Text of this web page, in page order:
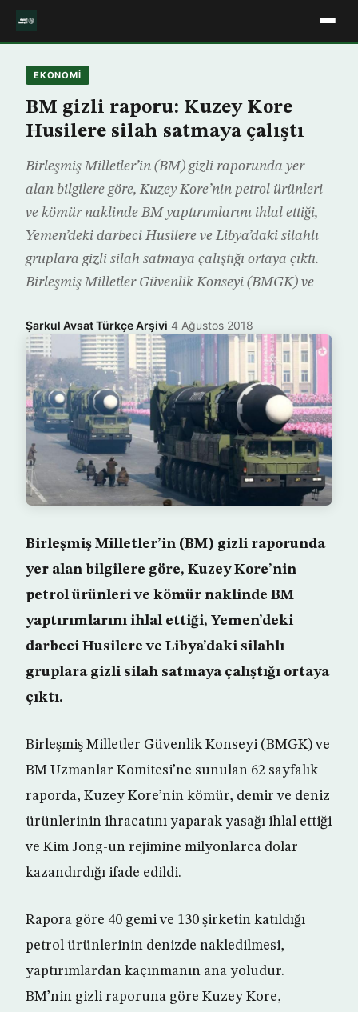
EKONOMİ
BM gizli raporu: Kuzey Kore
Husilere silah satmaya çalıştı
Birleşmiş Milletler’in (BM) gizli raporunda yer
alan bilgilere göre, Kuzey Kore’nin petrol ürünleri
ve kömür naklinde BM yaptırımlarını ihlal ettiği,
Yemen’deki darbeci Husilere ve Libya’daki silahlı
gruplara gizli silah satmaya çalıştığı ortaya çıktı.
Birleşmiş Milletler Güvenlik Konseyi (BMGK) ve
Şarkul Avsat Türkçe Arşivi·4 Ağustos 2018
Birleşmiş Milletler’in (BM) gizli raporunda
yer alan bilgilere göre, Kuzey Kore’nin
petrol ürünleri ve kömür naklinde BM
yaptırımlarını ihlal ettiği, Yemen’deki
darbeci Husilere ve Libya’daki silahlı
gruplara gizli silah satmaya çalıştığı ortaya
çıktı.
Birleşmiş Milletler Güvenlik Konseyi (BMGK) ve
BM Uzmanlar Komitesi’ne sunulan 62 sayfalık
raporda, Kuzey Kore’nin kömür, demir ve deniz
ürünlerinin ihracatını yaparak yasağı ihlal ettiği
ve Kim Jong-un rejimine milyonlarca dolar
kazandırdığı ifade edildi.
Rapora göre 40 gemi ve 130 şirketin katıldığı
petrol ürünlerinin denizde nakledilmesi,
yaptırımlardan kaçınmanın ana yoludur.
BM’nin gizli raporuna göre Kuzey Kore,